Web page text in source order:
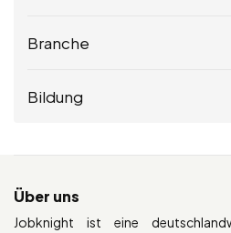
Branche
Bildung
Über uns
Jobknight ist eine